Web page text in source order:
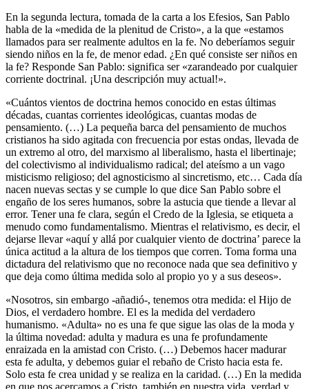
En la segunda lectura, tomada de la carta a los Efesios, San Pablo
habla de la «medida de la plenitud de Cristo», a la que «estamos
llamados para ser realmente adultos en la fe. No deberíamos seguir
siendo niños en la fe, de menor edad. ¿En qué consiste ser niños en
la fe? Responde San Pablo: significa ser «zarandeado por cualquier
corriente doctrinal. ¡Una descripción muy actual!».
«Cuántos vientos de doctrina hemos conocido en estas últimas
décadas, cuantas corrientes ideológicas, cuantas modas de
pensamiento. (…) La pequeña barca del pensamiento de muchos
cristianos ha sido agitada con frecuencia por estas ondas, llevada de
un extremo al otro, del marxismo al liberalismo, hasta el libertinaje;
del colectivismo al individualismo radical; del ateísmo a un vago
misticismo religioso; del agnosticismo al sincretismo, etc… Cada día
nacen nuevas sectas y se cumple lo que dice San Pablo sobre el
engaño de los seres humanos, sobre la astucia que tiende a llevar al
error. Tener una fe clara, según el Credo de la Iglesia, se etiqueta a
menudo como fundamentalismo. Mientras el relativismo, es decir, el
dejarse llevar «aquí y allá por cualquier viento de doctrina’ parece la
única actitud a la altura de los tiempos que corren. Toma forma una
dictadura del relativismo que no reconoce nada que sea definitivo y
que deja como última medida solo al propio yo y a sus deseos».
«Nosotros, sin embargo -añadió-, tenemos otra medida: el Hijo de
Dios, el verdadero hombre. El es la medida del verdadero
humanismo. «Adulta» no es una fe que sigue las olas de la moda y
la última novedad: adulta y madura es una fe profundamente
enraizada en la amistad con Cristo. (…) Debemos hacer madurar
esta fe adulta, y debemos guiar el rebaño de Cristo hacia esta fe.
Solo esta fe crea unidad y se realiza en la caridad. (…) En la medida
en que nos acercamos a Cristo, también en nuestra vida, verdad y